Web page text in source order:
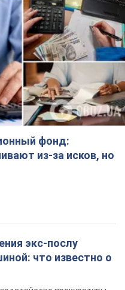
фонд:
из-за исков, но
экс-послу
что известно о